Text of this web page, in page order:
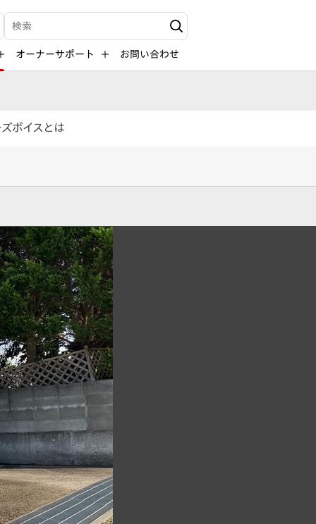
検索キーワード入力
オーナーサポート お問い合わせ
ボイスとは